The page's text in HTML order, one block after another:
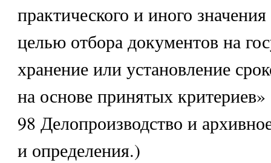
практического и иного
целью отбора документов на
хранение или установление
на основе принятых
98 Делопроизводство и
и определения.)